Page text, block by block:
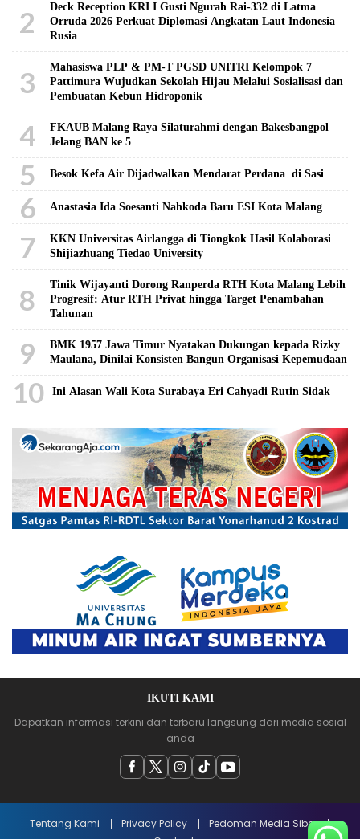
2
Deck Reception KRI I Gusti Ngurah Rai-332 di Latma
Orruda 2026 Perkuat Diplomasi Angkatan Laut Indonesia–
Rusia
3
Mahasiswa PLP & PM-T PGSD UNITRI Kelompok 7
Pattimura Wujudkan Sekolah Hijau Melalui Sosialisasi dan
Pembuatan Kebun Hidroponik
4
FKAUB Malang Raya Silaturahmi dengan Bakesbangpol
Jelang BAN ke 5
5 Besok Kefa Air Dijadwalkan Mendarat Perdana di Sasi
6 Anastasia Ida Soesanti Nahkoda Baru ESI Kota Malang
7
KKN Universitas Airlangga di Tiongkok Hasil Kolaborasi ​
Shijiazhuang Tiedao University
8
Tinik Wijayanti Dorong Ranperda RTH Kota Malang Lebih
Progresif: Atur RTH Privat hingga Target Penambahan
Tahunan
9
BMK 1957 Jawa Timur Nyatakan Dukungan kepada Rizky
Maulana, Dinilai Konsisten Bangun Organisasi Kepemudaan
10 Ini Alasan Wali Kota Surabaya Eri Cahyadi Rutin Sidak
IKUTI KAMI
Dapatkan informasi terkini dan terbaru langsung dari media sosial
anda
Tentang Kami Privacy Policy
Pedoman Media Siber